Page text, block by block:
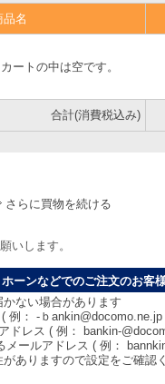
品名
カートの中は空です。
合計(消費税込み)
さらに買物を続ける
いします。
ーンなどでのご注文のお客
ない場合があります
例： -ｂankin@docomo.ne.jp
ドレス ( 例： bankin-
ールアドレス ( 例：
ありますので設定をご確認